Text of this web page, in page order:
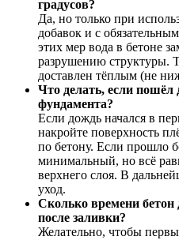
градусов?
Да, но только при
добавок и с
этих мер вода в бетоне
разрушению структуры.
доставлен тёплым (не
Что делать, если пошёл
фундамента?
Если дождь начался в
накройте поверхность
по бетону. Если прошло
минимальный, но всё
верхнего слоя. В
уход.
Сколько времени бетон
после заливки?
Желательно, чтобы